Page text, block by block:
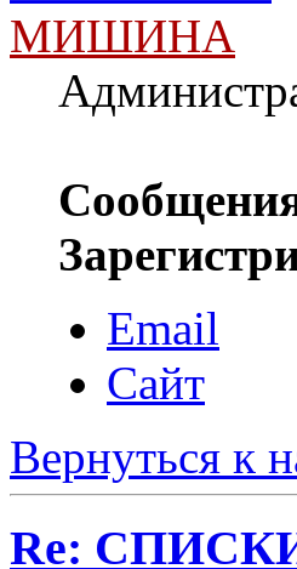
МИШИНА
Email
Сайт
Вернуться к
Re: